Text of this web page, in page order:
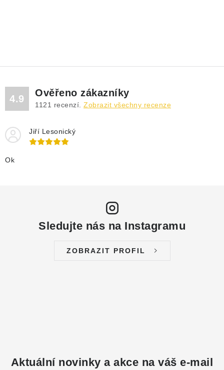
4.9
Ověřeno zákazníky
1121 recenzí. Zobrazit všechny recenze
Jiří Lesonický
Ok
Sledujte nás na Instagramu
ZOBRAZIT PROFIL
Aktuální novinky a akce na váš e-mail